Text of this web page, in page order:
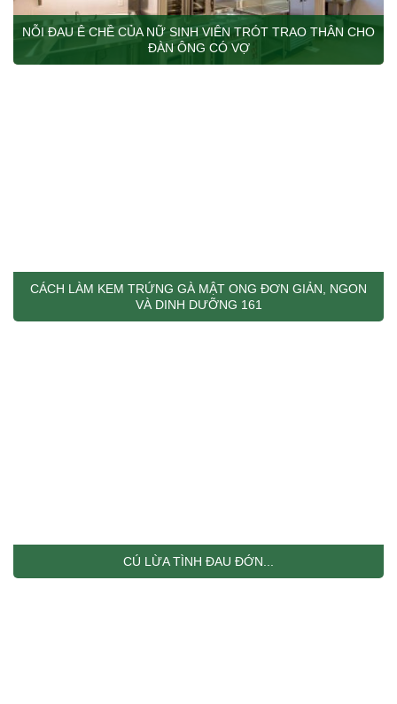
NỖI ĐAU Ê CHỀ CỦA NỮ SINH VIÊN TRÓT TRAO THÂN CHO
ĐÀN ÔNG CÓ VỢ
CÁCH LÀM KEM TRỨNG GÀ MẬT ONG ĐƠN GIẢN, NGON
VÀ DINH DƯỠNG 161
CÚ LỪA TÌNH ĐAU ĐỚN...